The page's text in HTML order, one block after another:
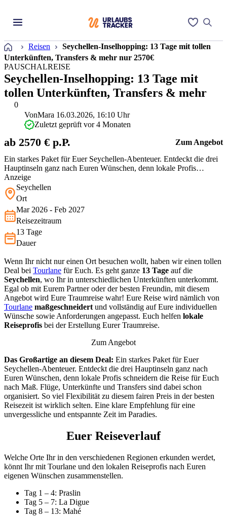
Startseite
Reisen
Seychellen-Inselhopping: 13 Tage mit tollen
Unterkünften, Transfers & mehr nur 2570€
0
PAUSCHALREISE
Seychellen-Inselhopping: 13 Tage mit
tollen Unterkünften, Transfers & mehr
Ein starkes Paket für Euer Seychellen-Abenteuer. Entdeckt die drei
Hauptinseln ganz nach Euren Wünschen, denn lokale Profis
schneidern die Reise für Euch nach Maß. Flüge, Unterkünfte und
Transfers sind dabei schon organisiert. So viel Flexibilität zu diesem
fairen Preis in der besten Reisezeit ist wirklich selten. Eine klar…
VonMara 16.03.2026, 16:10 Uhr
Zuletzt geprüft vor 4 Monaten
ab 2570 € p.P. Zum Angebot
Anzeige
Seychellen
Ort
Mar 2026 - Feb 2027
Reisezeitraum
13 Tage
Dauer
Wenn Ihr nicht nur einen Ort besuchen wollt, haben wir einen tollen
Deal bei Tourlane für Euch. Es geht ganze 13 Tage auf die
Seychellen, wo Ihr in unterschiedlichen Unterkünften unterkommt.
Egal ob mit Eurem Partner oder der besten Freundin, mit diesem
Angebot wird Eure Traumreise wahr! Eure Reise wird nämlich von
Tourlane maßgeschneidert und vollständig auf Eure individuellen
Wünsche sowie Anforderungen angepasst. Euch helfen lokale
Reiseprofis bei der Erstellung Eurer Traumreise.
Zum Angebot
Das Großartige an diesem Deal: Ein starkes Paket für Euer
Seychellen-Abenteuer. Entdeckt die drei Hauptinseln ganz nach
Euren Wünschen, denn lokale Profis schneidern die Reise für Euch
nach Maß. Flüge, Unterkünfte und Transfers sind dabei schon
organisiert. So viel Flexibilität zu diesem fairen Preis in der besten
Reisezeit ist wirklich selten. Eine klare Empfehlung für eine
unvergessliche und entspannte Zeit im Paradies.
Euer Reiseverlauf
Welche Orte Ihr in den verschiedenen Regionen erkunden werdet,
könnt Ihr mit Tourlane und den lokalen Reiseprofis nach Euren
eigenen Wünschen zusammenstellen.
Tag 1 – 4: Praslin
Tag 5 – 7: La Digue
Tag 8 – 13: Mahé